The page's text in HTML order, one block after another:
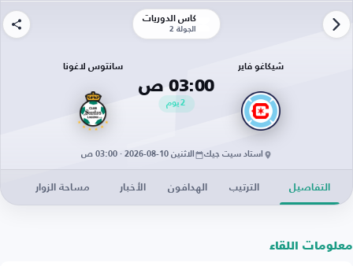
كأس الدوريات
الجولة 2
شيكاغو فاير
03:00 ص
2يوم
سانتوس لاغونا
استاد سيت جيك الاثنين 10-08-2026 · 03:00 ص
التفاصيل الترتيب الهدافون الأخبار مساحة الزوار
معلومات اللقاء